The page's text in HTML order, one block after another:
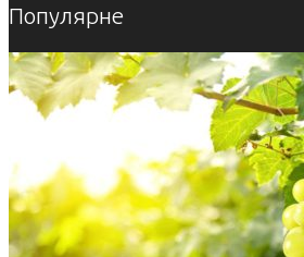
Популярне